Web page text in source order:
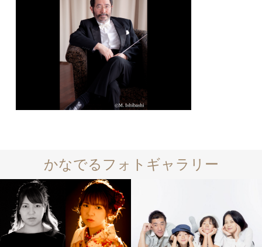
かなでるフォトギャラリー